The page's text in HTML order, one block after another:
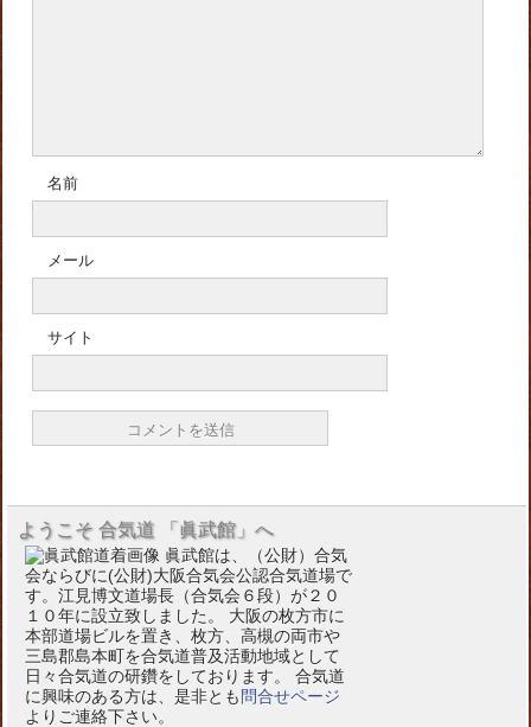
名前
メール
サイト
ようこそ 合気道 「眞武館」へ
眞武館は、（公財）合気
会ならびに(公財)大阪合気会公認合気道場で
す。江見博文道場長（合気会６段）が２０
１０年に設立致しました。 大阪の枚方市に
本部道場ビルを置き、枚方、高槻の両市や
三島郡島本町を合気道普及活動地域として
日々合気道の研鑽をしております。 合気道
に興味のある方は、是非とも 問合せページ
よりご連絡下さい。